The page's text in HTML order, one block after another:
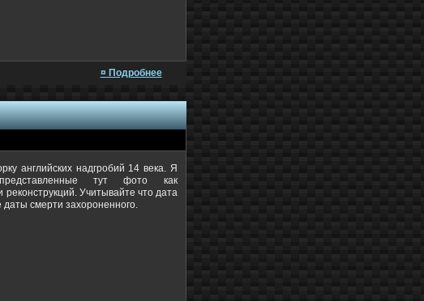
¤ Подробнее
английских надгробий 14 века. Я
тут фото как
Учитывайте что дата
даты смерти захороненного.